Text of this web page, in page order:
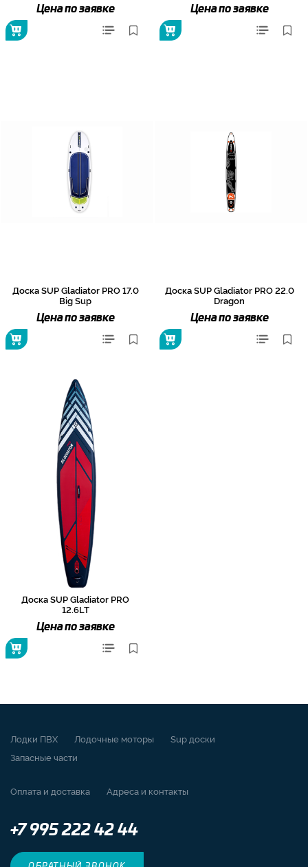
Цена по заявке Цена по заявке
Доска SUP Gladiator PRO 17.0
Big Sup
Цена по заявке
Доска SUP Gladiator PRO 22.0
Dragon
Цена по заявке
Доска SUP Gladiator PRO
12.6LT
Цена по заявке
Лодки ПВХ Лодочные моторы
Sup доски
Запасные части
Оплата и доставка Адреса и контакты
+7 995 222 42 44